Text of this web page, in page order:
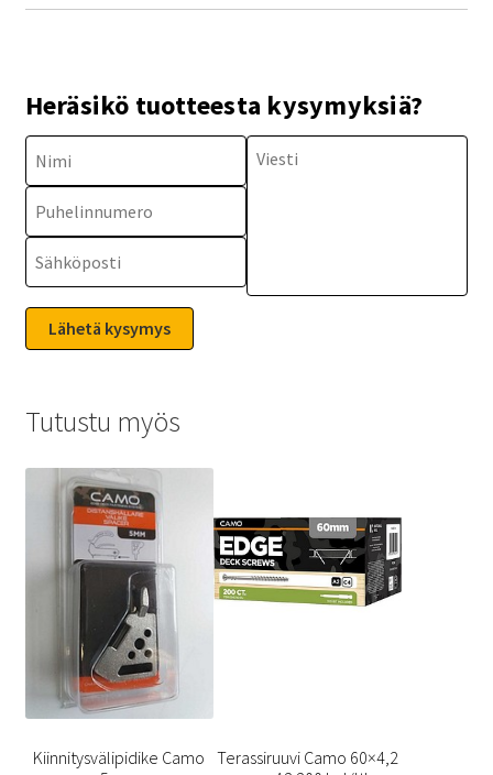
Heräsikö tuotteesta kysymyksiä?
Tutustu myös
Kiinnitysvälipidike Camo
Terassiruuvi Camo 60×4,2